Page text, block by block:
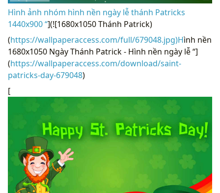
Hình ảnh nhóm hình nền ngày lễ thánh Patricks
1440x900 “](![1680x1050 Thánh Patrick)
(https://wallpaperaccess.com/full/679048.jpg)Hình nền
1680x1050 Ngày Thánh Patrick - Hình nền ngày lễ “]
(https://wallpaperaccess.com/download/saint-
patricks-day-679048)
[